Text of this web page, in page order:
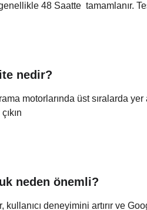
48 Saatte  tamamlanır.
nedir?
motorlarında üst sıralarda
neden önemli?
deneyimini artırır ve